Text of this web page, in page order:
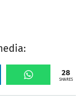
28
SHARES